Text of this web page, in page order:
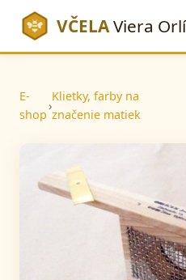
VČELAViera
E-
shop
›
Klietky, farby na
značenie matiek